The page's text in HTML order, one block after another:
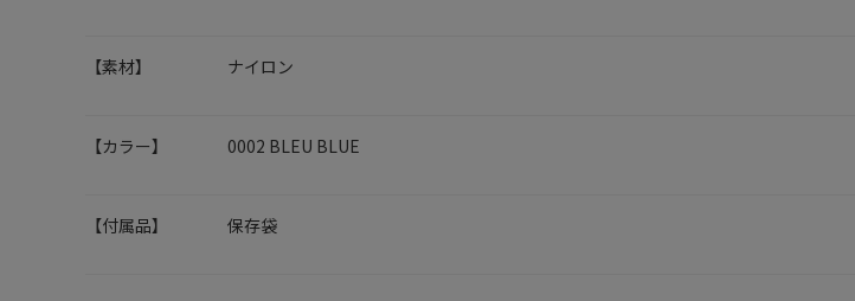
【素材】 ナイロン
【カラー】 0002 BLEU BLUE
【付属品】 保存袋